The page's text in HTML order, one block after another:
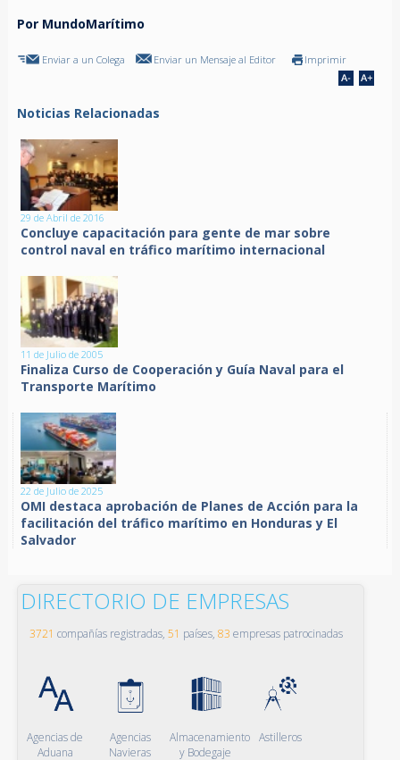
Por MundoMarítimo
Enviar a un Colega Enviar un Mensaje al Editor Imprimir
Noticias Relacionadas
29 de Abril de 2016
Concluye capacitación para gente de mar sobre
control naval en tráfico marítimo internacional
11 de Julio de 2005
Finaliza Curso de Cooperación y Guía Naval para el
Transporte Marítimo
22 de Julio de 2025
OMI destaca aprobación de Planes de Acción para la
facilitación del tráfico marítimo en Honduras y El
Salvador
DIRECTORIO DE EMPRESAS
3721 compañías registradas, 51 países, 83 empresas patrocinadas
Agencias de
Aduana
Agencias
Navieras
Almacenamiento
y Bodegaje
Astilleros